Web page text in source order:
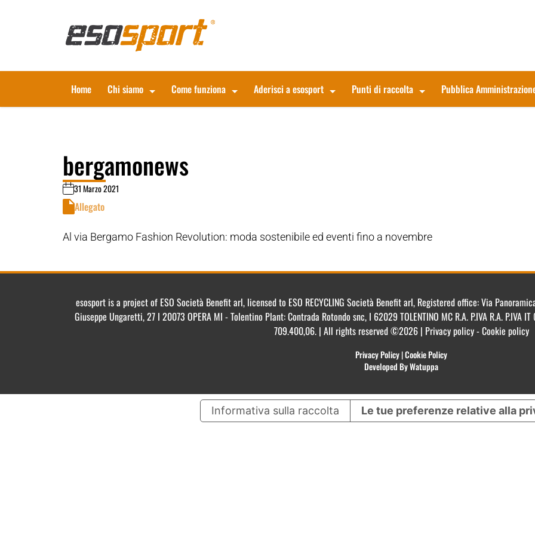
Home Chi siamo Come funziona Aderisci a esosport Punti di raccolta Pubblica
bergamonews
31 Marzo 2021
Allegato
Al via Bergamo Fashion Revolution: moda sostenibile ed eventi fino a novembre
esosport is a project of ESO Società Benefit arl, licensed to ESO RECYCLING Società Benefit arl, Registered office: Via
Giuseppe Ungaretti, 27 I 20073 OPERA MI - Tolentino Plant: Contrada Rotondo snc, I 62029 TOLENTINO MC R.A. P.IVA R.A.
709.400,06. | All rights reserved ©2026 | Privacy policy - Cookie policy
Privacy Policy|Cookie Policy
Developed By Watuppa
Informativa sulla raccolta Le tue preferenze relative alla